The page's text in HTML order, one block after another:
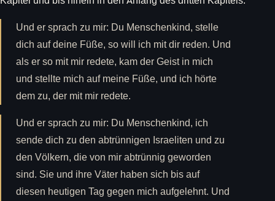
Und er sprach zu mir: Du Menschenkind, stelle
dich auf deine Füße, so will ich mit dir reden. Und
als er so mit mir redete, kam der Geist in mich
und stellte mich auf meine Füße, und ich hörte
dem zu, der mit mir redete.
Und er sprach zu mir: Du Menschenkind, ich
sende dich zu den abtrünnigen Israeliten und zu
den Völkern, die von mir abtrünnig geworden
sind. Sie und ihre Väter haben sich bis auf
diesen heutigen Tag gegen mich aufgelehnt. Und